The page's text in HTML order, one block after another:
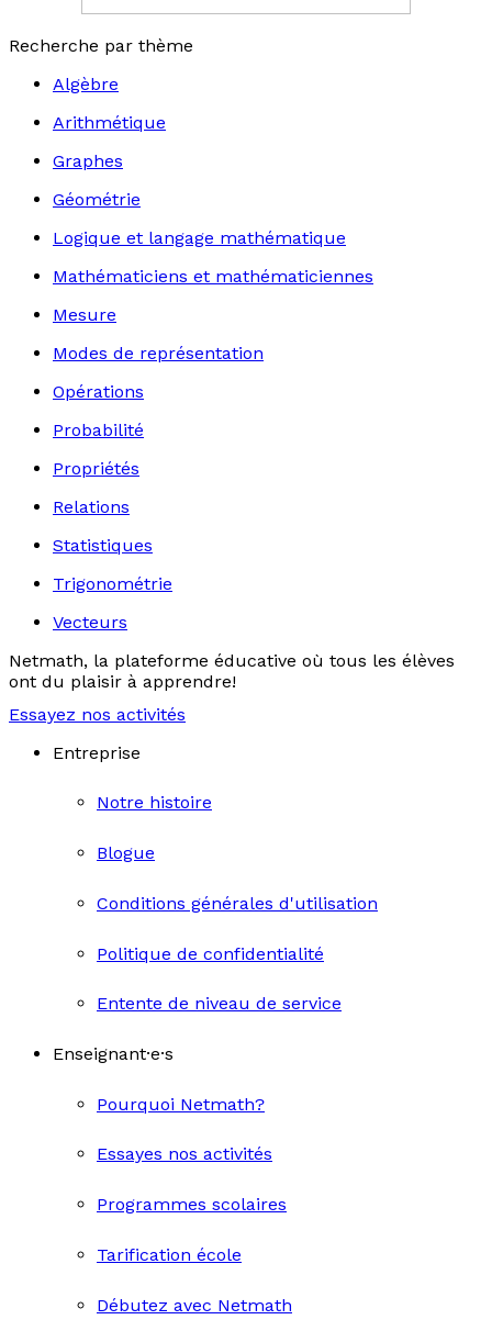
Recherche par thème
Algèbre
Arithmétique
Graphes
Géométrie
Logique et langage mathématique
Mathématiciens et mathématiciennes
Mesure
Modes de représentation
Opérations
Probabilité
Propriétés
Relations
Statistiques
Trigonométrie
Vecteurs
Netmath, la plateforme éducative où tous les élèves
ont du plaisir à apprendre!
Essayez nos activités
Entreprise
Notre histoire
Blogue
Conditions générales d'utilisation
Politique de confidentialité
Entente de niveau de service
Enseignant·e·s
Pourquoi Netmath?
Essayes nos activités
Programmes scolaires
Tarification école
Débutez avec Netmath